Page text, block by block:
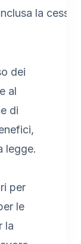
la
dei
al
di
legge.
per
le
la